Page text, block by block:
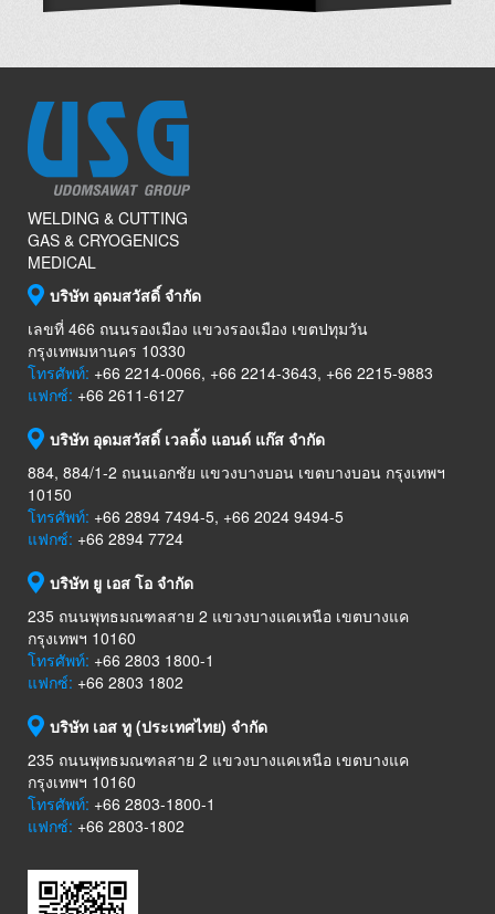
WELDING & CUTTING
GAS & CRYOGENICS
MEDICAL
บริษัท อุดมสวัสดิ์ จำกัด
เลขที่ 466 ถนนรองเมือง แขวงรองเมือง เขตปทุมวัน
กรุงเทพมหานคร 10330
โทรศัพท์: +66 2214-0066, +66 2214-3643, +66 2215-9883
แฟกซ์: +66 2611-6127
บริษัท อุดมสวัสดิ์ เวลดิ้ง แอนด์ แก๊ส จำกัด
884, 884/1-2 ถนนเอกชัย แขวงบางบอน เขตบางบอน กรุงเทพฯ
10150
โทรศัพท์: +66 2894 7494-5, +66 2024 9494-5
แฟกซ์: +66 2894 7724
บริษัท ยู เอส โอ จำกัด
235 ถนนพุทธมณฑลสาย 2 แขวงบางแคเหนือ เขตบางแค
กรุงเทพฯ 10160
โทรศัพท์: +66 2803 1800-1
แฟกซ์: +66 2803 1802
บริษัท เอส ทู (ประเทศไทย) จำกัด
235 ถนนพุทธมณฑลสาย 2 แขวงบางแคเหนือ เขตบางแค
กรุงเทพฯ 10160
โทรศัพท์: +66 2803-1800-1
แฟกซ์: +66 2803-1802